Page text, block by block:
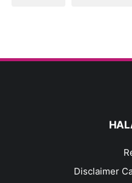
Disclaimer